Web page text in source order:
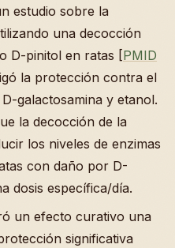
estudio sobre la
una decocción
D-pinitol en ratas [PMID
la protección contra el
galactosamina y etanol.
la decocción de la
los niveles de enzimas
con daño por D-
dosis específica/día.
un efecto curativo una
significativa